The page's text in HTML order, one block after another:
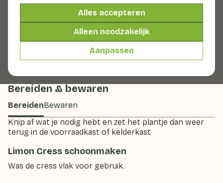
Alles accepteren
Alleen noodzakelijk
Aanpassen
limoensmaak. Voor de fijnproever zijn er ook tonen van
anijs te herkennen.
Ook wel genoemd:
Limon Cress
Bereiden & bewaren
BereidenBewaren
Knip af wat je nodig hebt en zet het plantje dan weer
terug in de voorraadkast of kelderkast.
Limon Cress schoonmaken
Was de cress vlak voor gebruik.